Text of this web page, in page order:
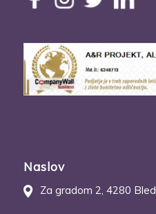
Naslov
Za gradom 2, 4280 Bled